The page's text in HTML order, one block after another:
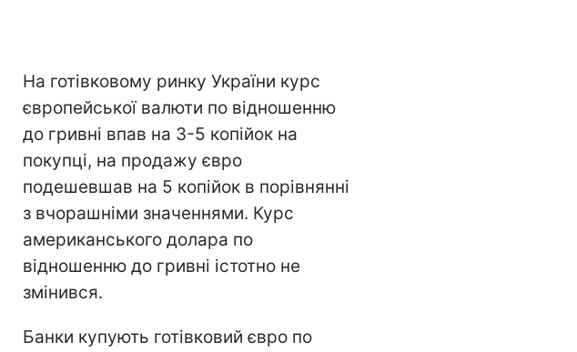
На готівковому ринку України курс
європейської валюти по відношенню
до гривні впав на 3-5 копійок на
покупці, на продажу євро
подешевшав на 5 копійок в порівнянні
з вчорашніми значеннями. Курс
американського долара по
відношенню до гривні істотно не
змінився.
Банки купують готівковий євро по